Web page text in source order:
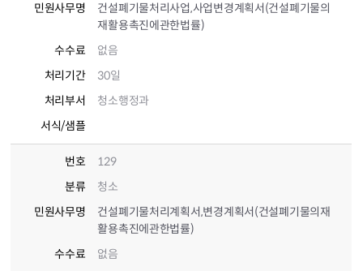
민원사무명
건설폐기물처리사업,사업변경계획서(건설폐기물의
재활용촉진에관한법률)
수수료
없음
처리기간
30일
처리부서
청소행정과
서식/샘플
번호
129
분류
청소
민원사무명
건설폐기물처리계획서,변경계획서(건설폐기물의재
활용촉진에관한법률)
수수료
없음